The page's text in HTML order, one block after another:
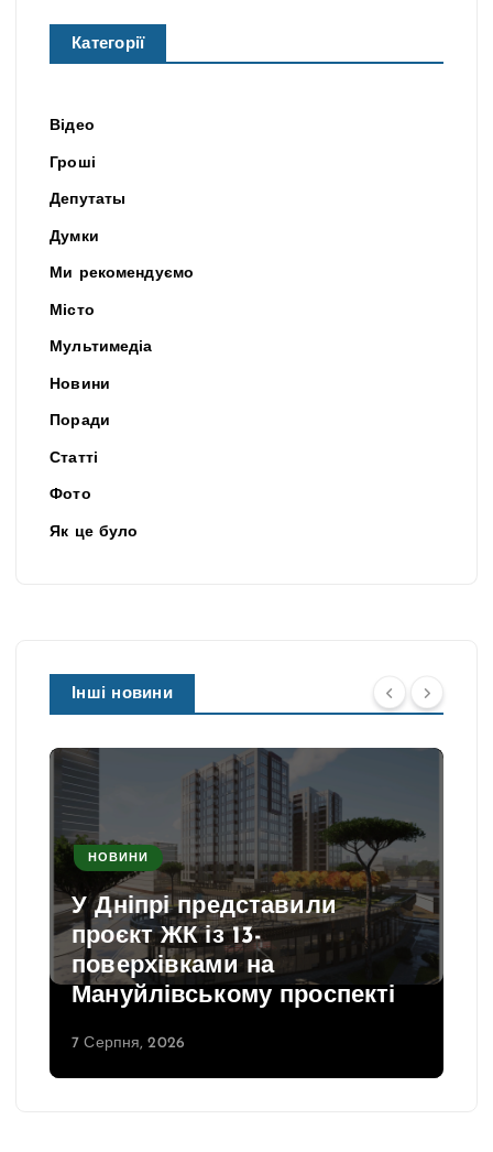
Категорії
Відео
Гроші
Депутаты
Думки
Ми рекомендуємо
Місто
Мультимедіа
Новини
Поради
Статті
Фото
Як це було
Інші новини
НОВИНИ
У Дніпрі представили
проєкт ЖК із 13-
поверхівками на
Мануйлівському проспекті
7 Серпня, 2026